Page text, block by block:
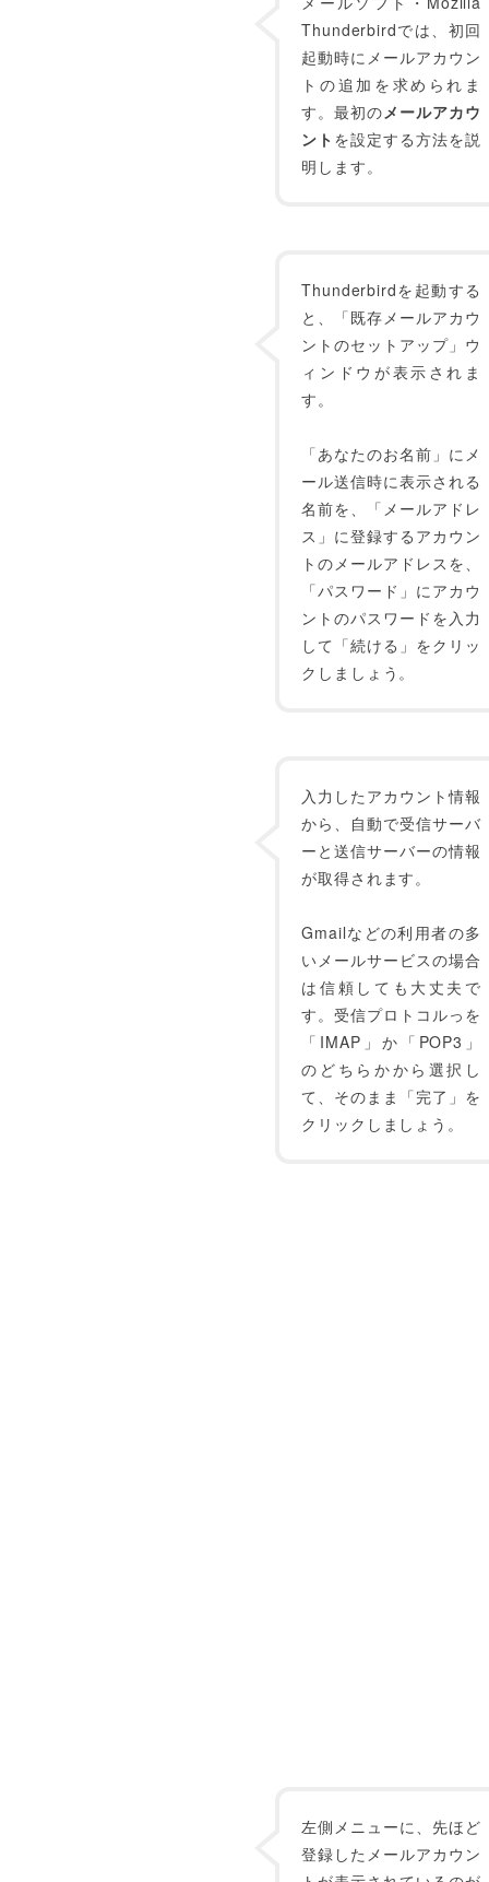
Thunderbirdでは、初回
起動時にメールアカウン
トの追加を求められま
す。最初のメールアカウ
ント を設定する方法を説
明します。
Thunderbirdを起動する
と、「既存メールアカウ
ントのセットアップ」ウ
ィンドウが表示されま
す。
「あなたのお名前」にメ
ール送信時に表示される
名前を、「メールアドレ
ス」に登録するアカウン
トのメールアドレスを、
「パスワード」にアカウ
ントのパスワードを入力
して「続ける」をクリッ
クしましょう。
入力したアカウント情報
から、自動で受信サーバ
ーと送信サーバーの情報
が取得されます。
Gmailなどの利用者の多
いメールサービスの場合
は信頼しても大丈夫で
す。受信プロトコルっを
「IMAP」か「POP3」
のどちらかから選択し
て、そのまま「完了」を
クリックしましょう。
左側メニューに、先ほど
登録したメールアカウン